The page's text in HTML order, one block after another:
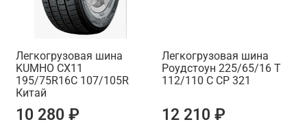
Легкогрузовая шина
KUMHO CX11
195/75R16C 107/105R
Китай
10 280 ₽
Легкогрузовая шина
Роудстоун 225/65/16 T
112/110 C CP 321
12 210 ₽